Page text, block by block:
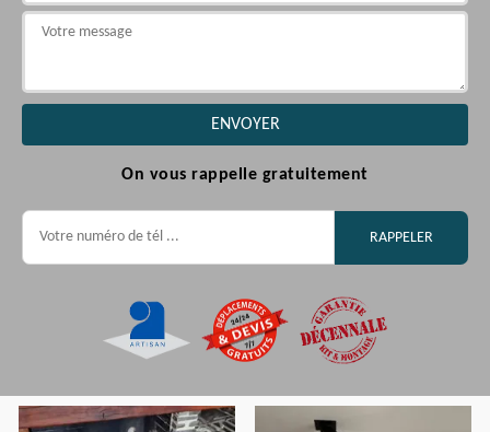
On vous rappelle gratuitement